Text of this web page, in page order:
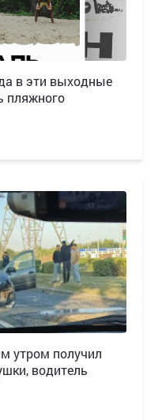
в эти выходные
пляжного
утром получил
водитель